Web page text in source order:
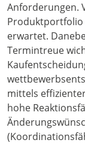
Anforderungen.
Produktportfolio
erwartet.
Termintreue
mittels
hohe